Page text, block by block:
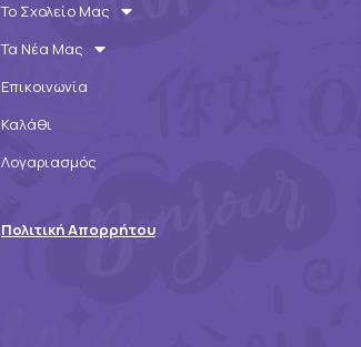
Το Σχολείο Μας
Τα Νέα Μας
Επικοινωνία
Καλάθι
Λογαριασμός
Πολιτική Απορρήτου